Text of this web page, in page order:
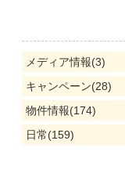
メディア情報(3)
キャンペーン(28)
物件情報(174)
日常(159)